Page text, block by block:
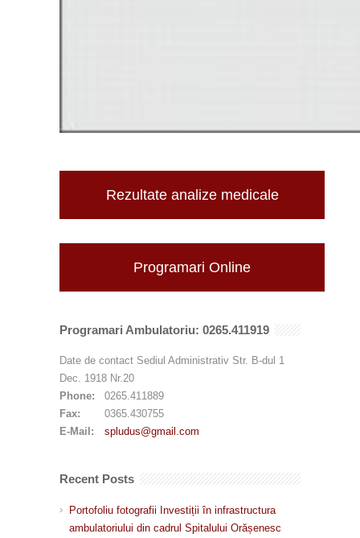
Rezultate analize medicale
Programari Online
Programari Ambulatoriu: 0265.411919
Date de contact Sediul Administrativ Str. B-dul 1
Dec. 1918 Nr.20
Phone:
0265.411889
Fax:
0365.430755
E-Mail:
spludus@gmail.com
Recent Posts
Portofoliu fotografii Investiții în infrastructura
ambulatoriului din cadrul Spitalului Orășenesc